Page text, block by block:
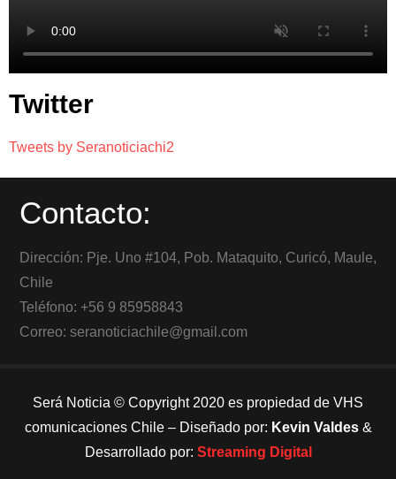
Twitter
Tweets by Seranoticiachi2
Contacto:
Dirección: Pje. Uno #104, Pob. Mataquito, Curicó, Maule,
Chile
Teléfono: +56 9 85958843
Correo: seranoticiachile@gmail.com
Será Noticia © Copyright 2020 es propiedad de VHS
comunicaciones Chile – Diseñado por: Kevin Valdes&
Desarrollado por: Streaming Digital